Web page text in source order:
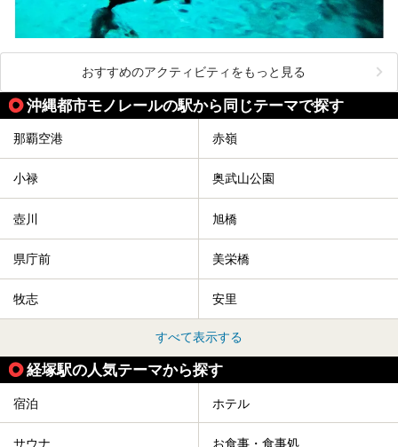
おすすめのアクティビティをもっと見る
沖縄都市モノレールの駅から同じテーマで探す
那覇空港 赤嶺
小禄 奥武山公園
壺川 旭橋
県庁前 美栄橋
牧志 安里
すべて表示する
経塚駅の人気テーマから探す
宿泊 ホテル
サウナ お食事・食事処